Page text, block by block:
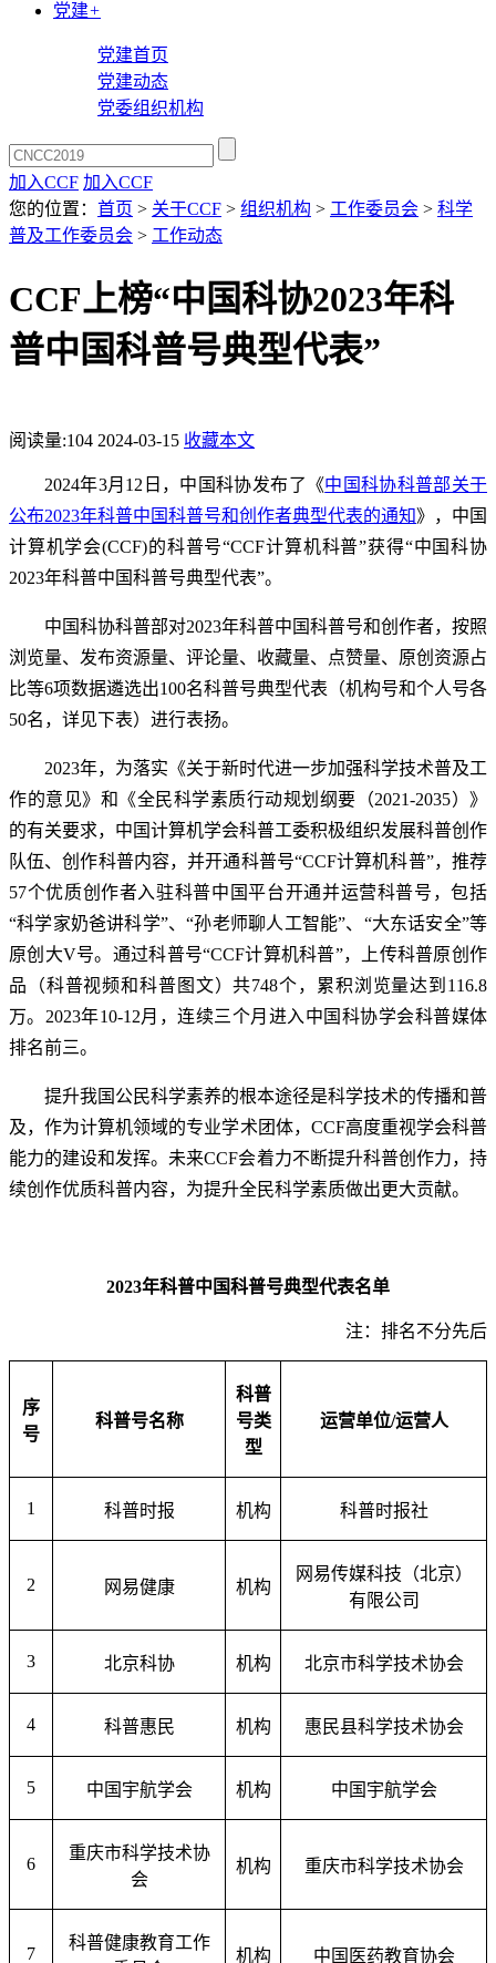
党建+
党建首页
党建动态
党委组织机构
加入CCF 加入CCF
您的位置： 首页 > 关于CCF > 组织机构 > 工作委员会 > 科学
普及工作委员会 > 工作动态
CCF上榜“中国科协2023年科
普中国科普号典型代表”
阅读量:104 2024-03-15 收藏本文
2024年3月12日，中国科协发布了《中国科协科普部关于
公布2023年科普中国科普号和创作者典型代表的通知》，中国
计算机学会(CCF)的科普号“CCF计算机科普”获得“中国科协
2023年科普中国科普号典型代表”。
中国科协科普部对2023年科普中国科普号和创作者，按照
浏览量、发布资源量、评论量、收藏量、点赞量、原创资源占
比等6项数据遴选出100名科普号典型代表（机构号和个人号各
50名，详见下表）进行表扬。
2023年，为落实《关于新时代进一步加强科学技术普及工
作的意见》和《全民科学素质行动规划纲要（2021-2035）》
的有关要求，中国计算机学会科普工委积极组织发展科普创作
队伍、创作科普内容，并开通科普号“CCF计算机科普”，推荐
57个优质创作者入驻科普中国平台开通并运营科普号，包括
“科学家奶爸讲科学”、“孙老师聊人工智能”、“大东话安全”等
原创大V号。通过科普号“CCF计算机科普”，上传科普原创作
品（科普视频和科普图文）共748个，累积浏览量达到116.8
万。2023年10-12月，连续三个月进入中国科协学会科普媒体
排名前三。
提升我国公民科学素养的根本途径是科学技术的传播和普
及，作为计算机领域的专业学术团体，CCF高度重视学会科普
能力的建设和发挥。未来CCF会着力不断提升科普创作力，持
续创作优质科普内容，为提升全民科学素质做出更大贡献。
2023年科普中国科普号典型代表名单
注：排名不分先后
序
号
科普号名称
科普
号类
型
运营单位/运营人
1 科普时报 机构 科普时报社
2 网易健康 机构
网易传媒科技（北京）
有限公司
3 北京科协 机构 北京市科学技术协会
4 科普惠民 机构 惠民县科学技术协会
5 中国宇航学会 机构 中国宇航学会
6
重庆市科学技术协
会
机构 重庆市科学技术协会
7
科普健康教育工作
机构 中国医药教育协会